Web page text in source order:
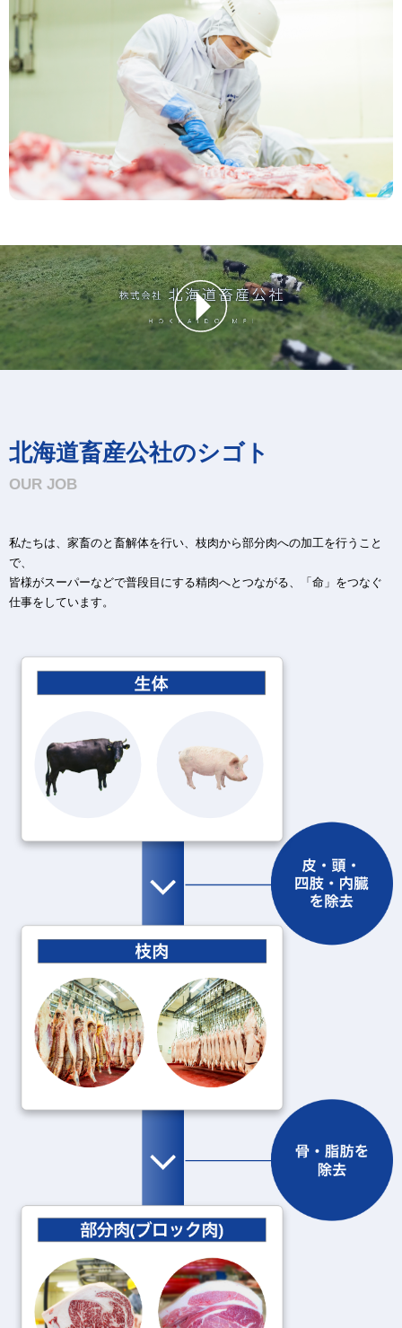
北海道畜産公社のシゴト
OUR JOB
私たちは、家畜のと畜解体を行い、枝肉から部分肉への加工を行うこと
で、
皆様がスーパーなどで普段目にする精肉へとつながる、「命」をつなぐ
仕事をしています。